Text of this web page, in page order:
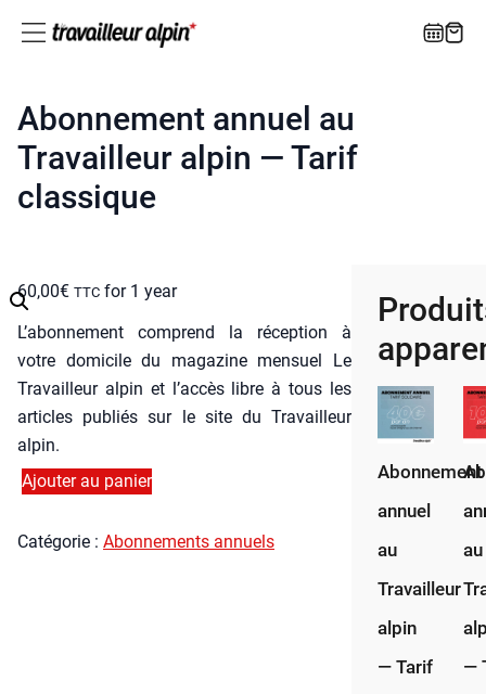
Abonnement annuel au
Travailleur alpin — Tarif
classique
60,00€ TTC for 1 year
L’a­bon­ne­ment com­prend la récep­tion à
votre domi­cile du maga­zine men­suel Le
Tra­vailleur alpin et l’ac­cès libre à tous les
articles publiés sur le site du Tra­vailleur
alpin.
quan­
té
Ajouter au panier
Caté­go­rie : Abon­ne­ments annuels
Abonnement
annuel
au
Travailleur
alpin
— Tarif
au
—